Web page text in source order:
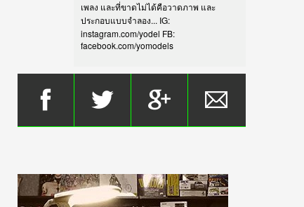
เพลง และที่ขาดไม่ได้คือวาดภาพ และ
ประกอบแบบจำลอง... IG:
instagram.com/yodel FB:
facebook.com/yomodels